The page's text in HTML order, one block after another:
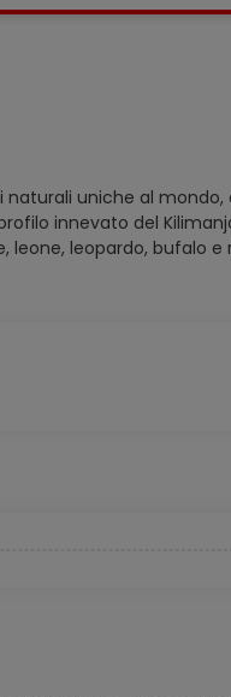
uniche al
innevato del
leone, leopardo,